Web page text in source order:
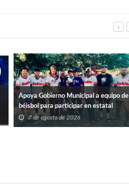
Apoya Gobierno Municipal a equipo de
béisbol para participar en estatal
7 de agosto de 2026